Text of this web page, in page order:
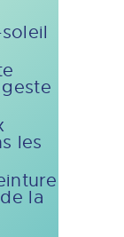
les
la